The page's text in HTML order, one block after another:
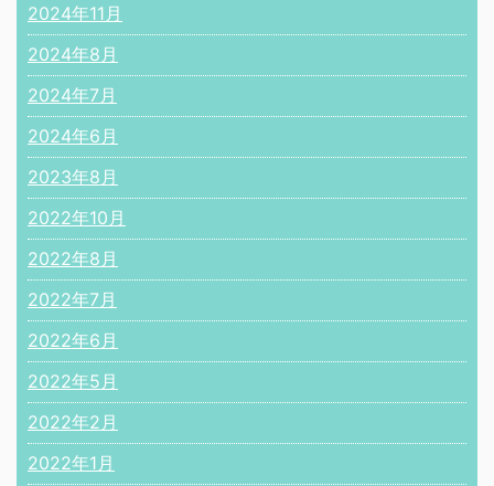
2024年11月
2024年8月
2024年7月
2024年6月
2023年8月
2022年10月
2022年8月
2022年7月
2022年6月
2022年5月
2022年2月
2022年1月